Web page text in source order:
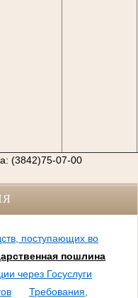
(3842)75-07-00
поступающих во
пошлина
через Госуслуги
Требования,